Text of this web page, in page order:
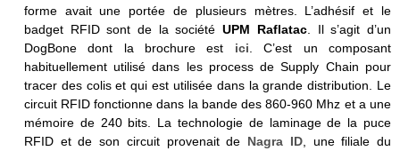
forme avait une portée de plusieurs mètres. L’adhésif et le
badget RFID sont de la sociétéUPM Raflatac. Il s’agit d’un
DogBone dont la brochure est ici . C’est un composant
habituellement utilisé dans les process de Supply Chain pour
tracer des colis et qui est utilisée dans la grande distribution. Le
circuit RFID fonctionne dans la bande des 860-960 Mhz et a une
mémoire de 240 bits. La technologie de laminage de la puce
RFID et de son circuit provenait de Nagra ID, une filiale du